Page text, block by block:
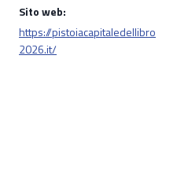
Sito web:
https://pistoiacapitaledellibro
2026.it/